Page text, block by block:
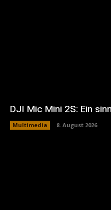
DJI Mic Mini 2S: Ein
Multimedia 8. August 2026